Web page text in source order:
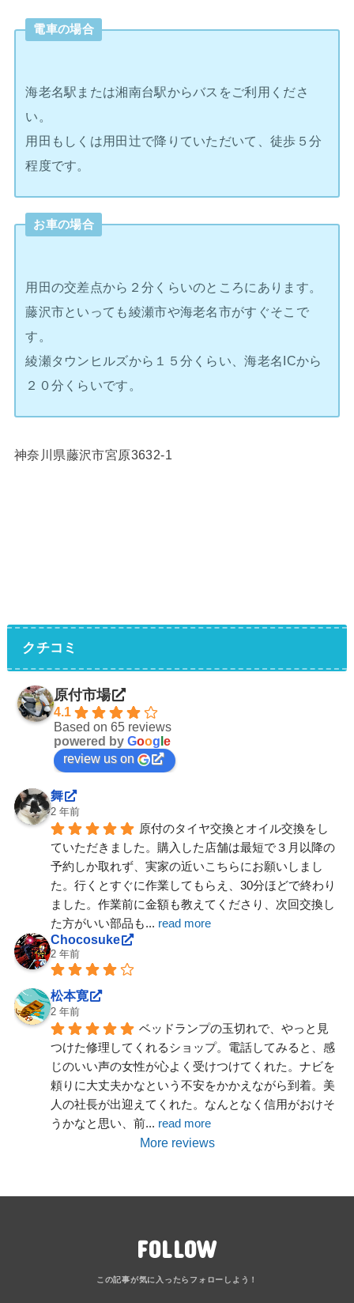
電車の場合
海老名駅または湘南台駅からバスをご利用くださ
い。
用田もしくは用田辻で降りていただいて、徒歩５分
程度です。
お車の場合
用田の交差点から２分くらいのところにあります。
藤沢市といっても綾瀬市や海老名市がすぐそこで
す。
綾瀬タウンヒルズから１５分くらい、海老名ICから
２０分くらいです。
神奈川県藤沢市宮原3632-1
クチコミ
原付市場
4.1
Based on 65 reviews
powered by Goog e
review us on
舞
2 年前
原付のタイヤ交換とオイル交換をし
ていただきました。購入した店舗は最短で３月以降の
予約しか取れず、実家の近いこちらにお願いしまし
た。行くとすぐに作業してもらえ、30分ほどで終わり
ました。作業前に金額も教えてくださり、次回交換し
た方がいい部品も... read more
Chocosuke
2 年前
松本寛
2 年前
ベッドランプの玉切れで、やっと見
つけた修理してくれるショップ。電話してみると、感
じのいい声の女性が心よく受けつけてくれた。ナビを
頼りに大丈夫かなという不安をかかえながら到着。美
人の社長が出迎えてくれた。なんとなく信用がおけそ
うかなと思い、前... read more
More reviews
FOLLOW